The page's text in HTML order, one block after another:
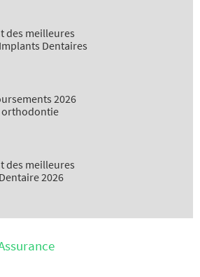
des meilleures
Dentaires
2026
des meilleures
2026